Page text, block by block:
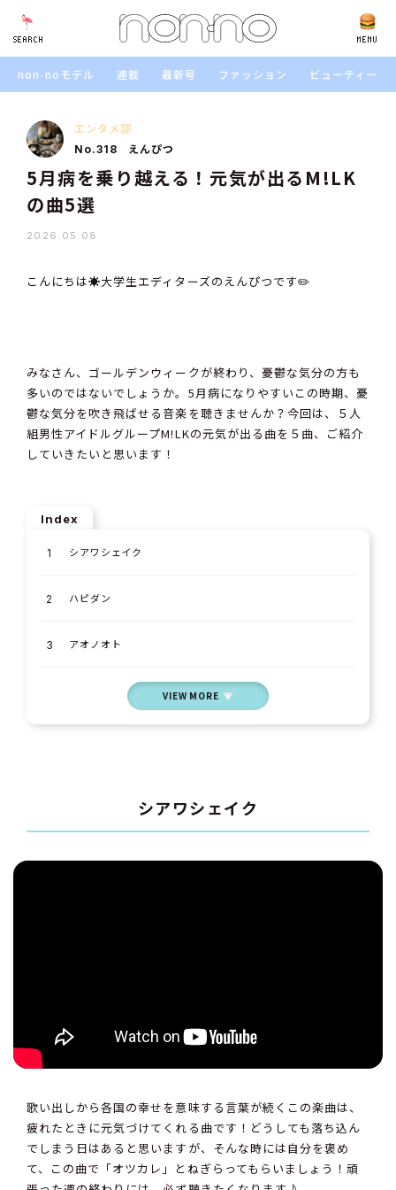
SEARCH MENU
SEARCH
non-noモデル 連載 最新号 ファッション ビューティー
エンタメ部
No.318 えんぴつ
5月病を乗り越える！元気が出るM!LK
の曲5選
2026.05.08
こんにちは☀️大学生エディターズのえんぴつです✏️
みなさん、ゴールデンウィークが終わり、憂鬱な気分の方も
多いのではないでしょうか。5月病になりやすいこの時期、憂
鬱な気分を吹き飛ばせる音楽を聴きませんか？今回は、５人
組男性アイドルグループM!LKの元気が出る曲を５曲、ご紹介
していきたいと思います！
Index
シアワシェイク
ハピダン
アオノオト
VIEW MORE
シアワシェイク
歌い出しから各国の幸せを意味する言葉が続くこの楽曲は、
疲れたときに元気づけてくれる曲です！どうしても落ち込ん
でしまう日はあると思いますが、そんな時には自分を褒め
て、この曲で「オツカレ」とねぎらってもらいましょう！頑